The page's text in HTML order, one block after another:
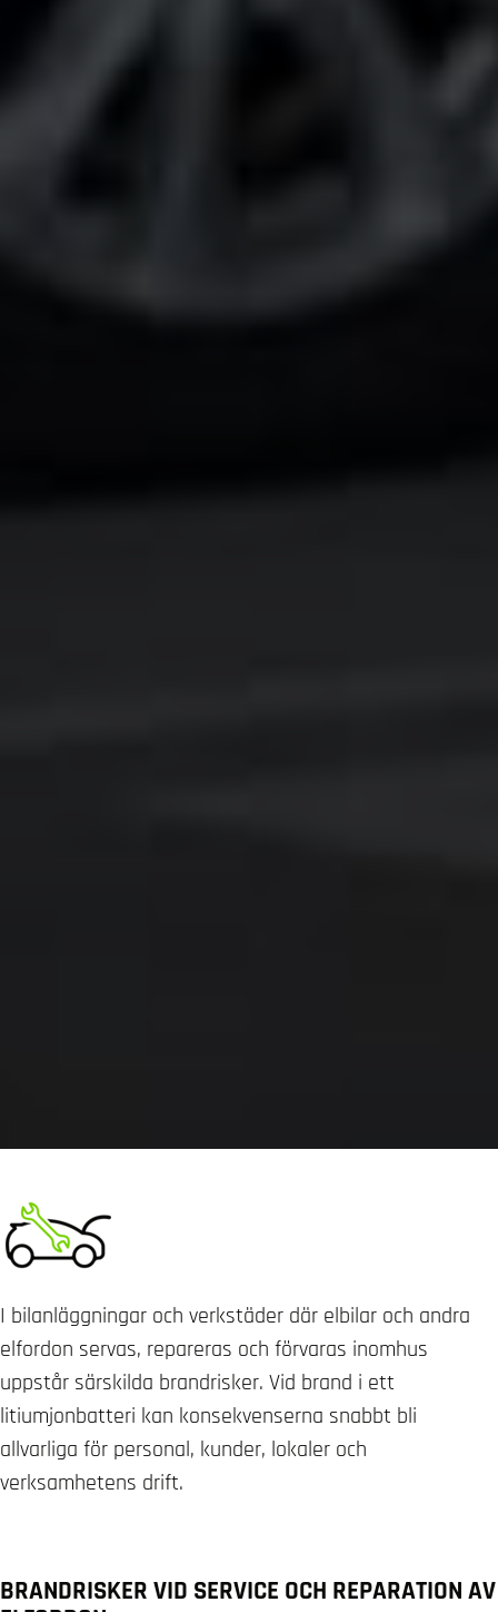
I bilanläggningar och verkstäder där elbilar och andra
elfordon servas, repareras och förvaras inomhus
uppstår särskilda brandrisker. Vid brand i ett
litiumjonbatteri kan konsekvenserna snabbt bli
allvarliga för personal, kunder, lokaler och
verksamhetens drift.
BRANDRISKER VID SERVICE OCH REPARATION AV